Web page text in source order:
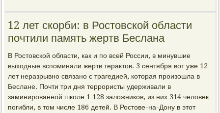
12 лет скорби: в Ростовской области
почтили память жертв Беслана
В Ростовской области, как и по всей России, в минувшие
выходные вспоминали жертв терактов. 3 сентября вот уже 12
лет неразрывно связано с трагедией, которая произошла в
Беслане. Почти три дня террористы удерживали в
заминированной школе 1 128 заложников, из них 314 человек
погибли, в том числе 186 детей. В Ростове-на-Дону в этот